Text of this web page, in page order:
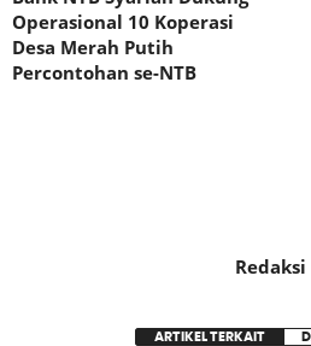
Operasional 10 Koperasi
Desa Merah Putih
Percontohan se-NTB
Redaksi
ARTIKEL TERKAIT